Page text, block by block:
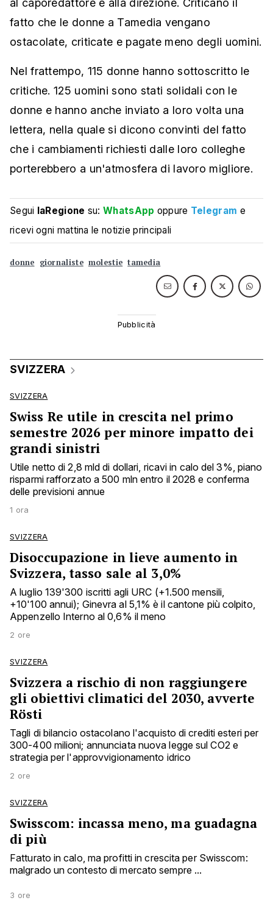
al caporedattore e alla direzione. Criticano il
fatto che le donne a Tamedia vengano
ostacolate, criticate e pagate meno degli uomini.
Nel frattempo, 115 donne hanno sottoscritto le
critiche. 125 uomini sono stati solidali con le
donne e hanno anche inviato a loro volta una
lettera, nella quale si dicono convinti del fatto
che i cambiamenti richiesti dalle loro colleghe
porterebbero a un'atmosfera di lavoro migliore.
Segui laRegione su:WhatsApp oppure Telegram e
ricevi ogni mattina le notizie principali
donne giornaliste molestie tamedia
SVIZZERA
SVIZZERA
Swiss Re utile in crescita nel primo
semestre 2026 per minore impatto dei
grandi sinistri
Utile netto di 2,8 mld di dollari, ricavi in calo del 3%, piano
risparmi rafforzato a 500 mln entro il 2028 e conferma
delle previsioni annue
1 ora
SVIZZERA
Disoccupazione in lieve aumento in
Svizzera, tasso sale al 3,0%
A luglio 139'300 iscritti agli URC (+1.500 mensili,
+10'100 annui); Ginevra al 5,1% è il cantone più colpito,
Appenzello Interno al 0,6% il meno
2 ore
SVIZZERA
Svizzera a rischio di non raggiungere
gli obiettivi climatici del 2030, avverte
Rösti
Tagli di bilancio ostacolano l'acquisto di crediti esteri per
300-400 milioni; annunciata nuova legge sul CO2 e
strategia per l'approvvigionamento idrico
2 ore
SVIZZERA
Swisscom: incassa meno, ma guadagna
di più
Fatturato in calo, ma profitti in crescita per Swisscom:
malgrado un contesto di mercato sempre ...
3 ore